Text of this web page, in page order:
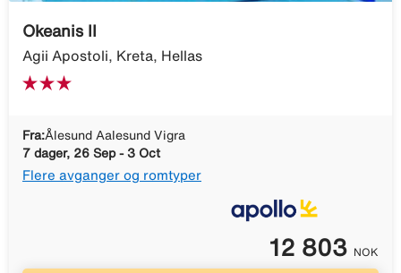
Okeanis II
Agii Apostoli, Kreta, Hellas
Fra:Ålesund Aalesund Vigra
7 dager, 26 Sep - 3 Oct
Flere avganger og romtyper
12 803 NOK